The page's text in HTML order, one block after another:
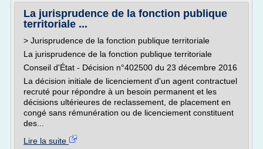
La jurisprudence de la fonction publique
territoriale ...
> Jurisprudence de la fonction publique territoriale
La jurisprudence de la fonction publique territoriale
Conseil d'État - Décision n°402500 du 23 décembre 2016
La décision initiale de licenciement d'un agent contractuel
recruté pour répondre à un besoin permanent et les
décisions ultérieures de reclassement, de placement en
congé sans rémunération ou de licenciement constituent
des...
Lire la suite